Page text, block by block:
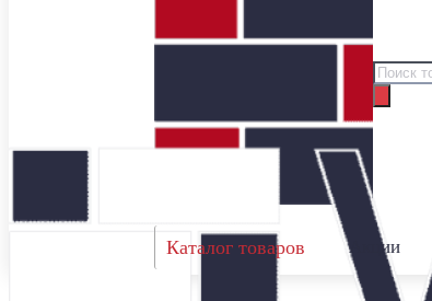
Поиск
товаров
Каталог товаров Акции